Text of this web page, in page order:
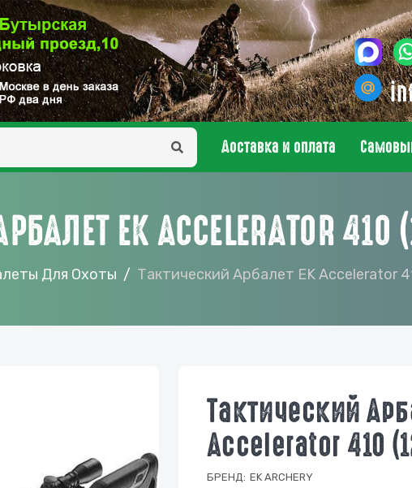
Доставка и оплата
EK ACCELERATOR
Для Охоты Тактический Арбалет EK Accelerator
Тактический
Accelerator 410
БРЕНД: EK ARCHERY